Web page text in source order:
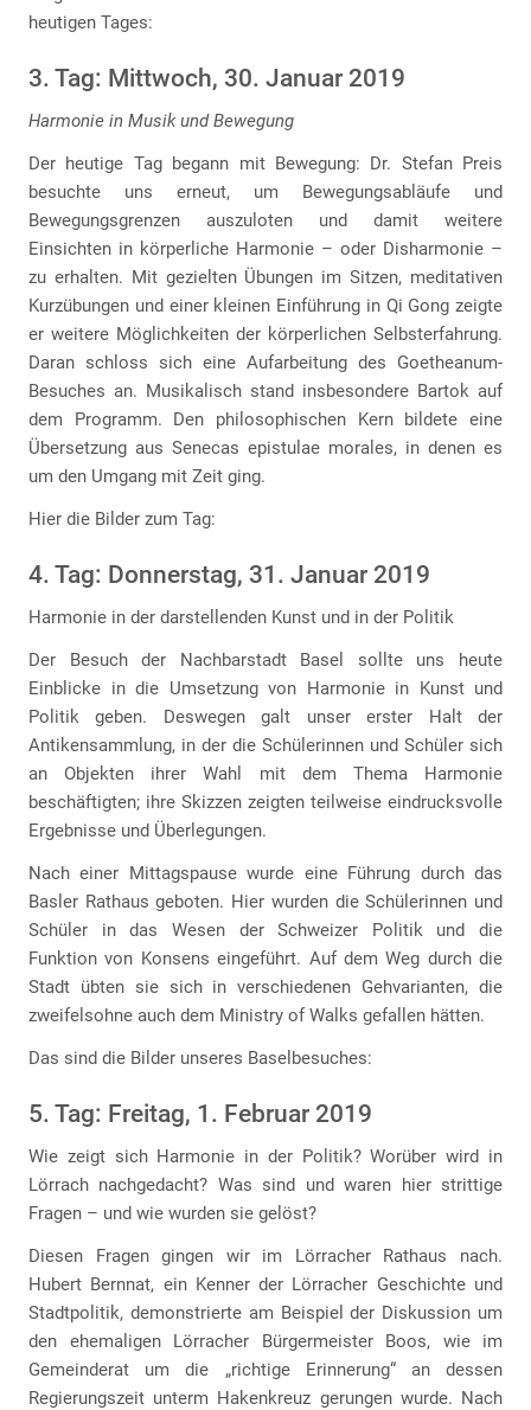
heutigen Tages:
3. Tag: Mittwoch, 30. Januar 2019
Harmonie in Musik und Bewegung
Der heutige Tag begann mit Bewegung: Dr. Stefan Preis
besuchte uns erneut, um Bewegungsabläufe und
Bewegungsgrenzen auszuloten und damit weitere
Einsichten in körperliche Harmonie – oder Disharmonie –
zu erhalten. Mit gezielten Übungen im Sitzen, meditativen
Kurzübungen und einer kleinen Einführung in Qi Gong zeigte
er weitere Möglichkeiten der körperlichen Selbsterfahrung.
Daran schloss sich eine Aufarbeitung des Goetheanum-
Besuches an. Musikalisch stand insbesondere Bartok auf
dem Programm. Den philosophischen Kern bildete eine
Übersetzung aus Senecas epistulae morales, in denen es
um den Umgang mit Zeit ging.
Hier die Bilder zum Tag:
4. Tag: Donnerstag, 31. Januar 2019
Harmonie in der darstellenden Kunst und in der Politik
Der Besuch der Nachbarstadt Basel sollte uns heute
Einblicke in die Umsetzung von Harmonie in Kunst und
Politik geben. Deswegen galt unser erster Halt der
Antikensammlung, in der die Schülerinnen und Schüler sich
an Objekten ihrer Wahl mit dem Thema Harmonie
beschäftigten; ihre Skizzen zeigten teilweise eindrucksvolle
Ergebnisse und Überlegungen.
Nach einer Mittagspause wurde eine Führung durch das
Basler Rathaus geboten. Hier wurden die Schülerinnen und
Schüler in das Wesen der Schweizer Politik und die
Funktion von Konsens eingeführt. Auf dem Weg durch die
Stadt übten sie sich in verschiedenen Gehvarianten, die
zweifelsohne auch dem Ministry of Walks gefallen hätten.
Das sind die Bilder unseres Baselbesuches:
5. Tag: Freitag, 1. Februar 2019
Wie zeigt sich Harmonie in der Politik? Worüber wird in
Lörrach nachgedacht? Was sind und waren hier strittige
Fragen – und wie wurden sie gelöst?
Diesen Fragen gingen wir im Lörracher Rathaus nach.
Hubert Bernnat, ein Kenner der Lörracher Geschichte und
Stadtpolitik, demonstrierte am Beispiel der Diskussion um
den ehemaligen Lörracher Bürgermeister Boos, wie im
Gemeinderat um die „richtige Erinnerung“ an dessen
Regierungszeit unterm Hakenkreuz gerungen wurde. Nach